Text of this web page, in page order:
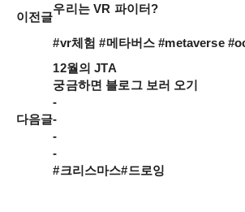
이전글
우리는 VR 파이터?
#vr체험 #메타버스 #metaverse
다음글
12월의 JTA
궁금하면 블로그 보러 오기
-
-
-
-
#크리스마스#드로잉